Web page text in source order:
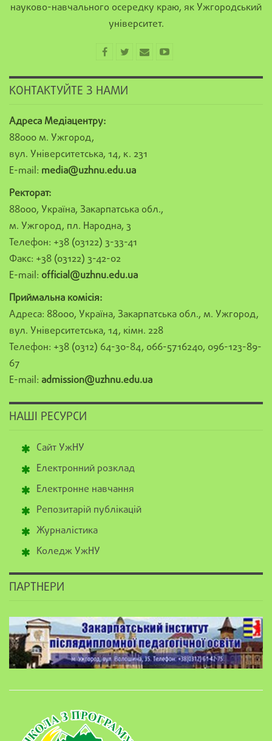
науково-навчального осередку краю, як Ужгородський
університет.
КОНТАКТУЙТЕ З НАМИ
Адреса Медіацентру:
88000 м. Ужгород,
вул. Університетська, 14, к. 231
E-mail: media@uzhnu.edu.ua
Ректорат:
88000, Україна, Закарпатська обл.,
м. Ужгород, пл. Народна, 3
Телефон: +38 (03122) 3-33-41
Факс: +38 (03122) 3-42-02
E-mail: official@uzhnu.edu.ua
Приймальна комісія:
Адреса: 88000, Україна, Закарпатська обл., м. Ужгород,
вул. Університетська, 14, кімн. 228
Телефон: +38 (0312) 64-30-84, 066-5716240, 096-123-89-
67
E-mail: admission@uzhnu.edu.ua
НАШІ РЕСУРСИ
Сайт УжНУ
Електронний розклад
Електронне навчання
Репозитарій публікацій
Журналістика
Коледж УжНУ
ПАРТНЕРИ